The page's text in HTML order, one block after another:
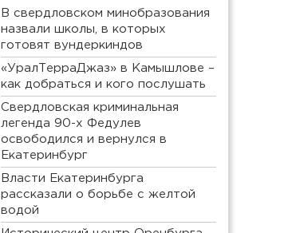
В свердловском минобразования
назвали школы, в которых
готовят вундеркиндов
«УралТерраДжаз» в Камышлове –
как добраться и кого послушать
Свердловская криминальная
легенда 90-х Федулев
освободился и вернулся в
Екатеринбург
Власти Екатеринбурга
рассказали о борьбе с желтой
водой